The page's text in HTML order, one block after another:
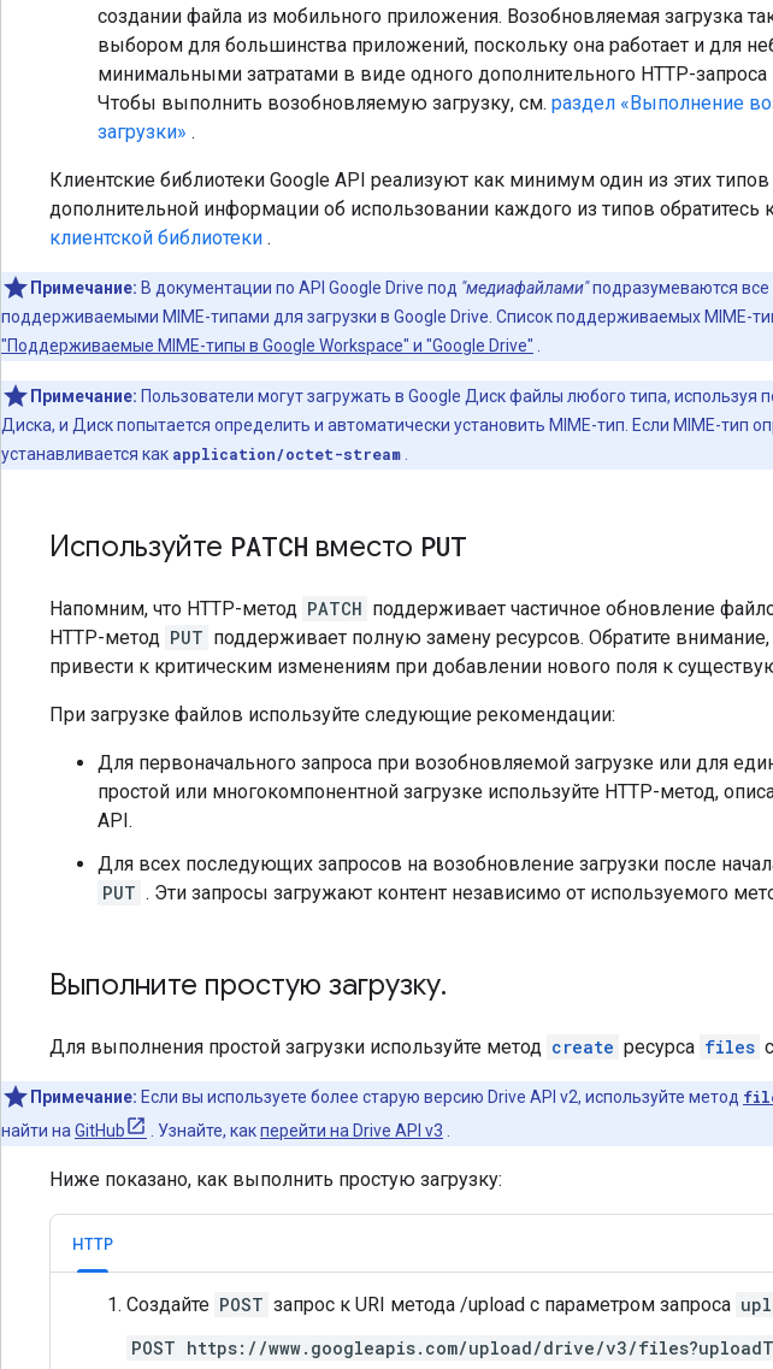
создании файла из мобильного приложения. Возобновляемая загрузка
выбором для большинства приложений, поскольку она работает и для
минимальными затратами в виде одного дополнительного HTTP-запроса
Чтобы выполнить возобновляемую загрузку, см. раздел «Выполнение
загрузки» .
Клиентские библиотеки Google API реализуют как минимум один из этих
дополнительной информации об использовании каждого из типов обратитесь
клиентской библиотеки .
Примечание: В документации по API Google Drive под "медиафайлами"подразумеваются
поддерживаемыми MIME-типами для загрузки в Google Drive. Список поддерживаемых MIME-
"Поддерживаемые MIME-типы в Google Workspace" и "Google Drive"
Примечание: Пользователи могут загружать в Google Диск файлы любого типа, используя
Диска, и Диск попытается определить и автоматически установить MIME-тип. Если MIME-тип
устанавливается как application/octet-stream
Используйте PATCH вместо PUT
Напомним, что HTTP-метод PATCH поддерживает частичное обновление
HTTP-метод PUT поддерживает полную замену ресурсов. Обратите внимание,
привести к критическим изменениям при добавлении нового поля к
При загрузке файлов используйте следующие рекомендации:
Для первоначального запроса при возобновляемой загрузке или для
простой или многокомпонентной загрузке используйте HTTP-метод,
API.
Для всех последующих запросов на возобновление загрузки после
PUT . Эти запросы загружают контент независимо от используемого
Выполните простую загрузку.
Для выполнения простой загрузки используйте метод create ресурса files с
Примечание: Если вы используете более старую версию Drive API v2, используйте метод
найти на GitHub . Узнайте, какперейти на Drive API v3
Ниже показано, как выполнить простую загрузку:
HTTP
Создайте POST запрос к URI метода /upload с параметром запроса
POST https://www.googleapis.com/upload/drive/v3/